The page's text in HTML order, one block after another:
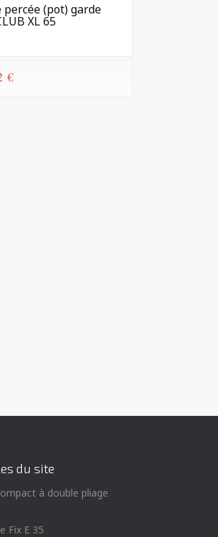
percée (pot) garde
XL 65
€
du site
à double pliage
Fix E 35